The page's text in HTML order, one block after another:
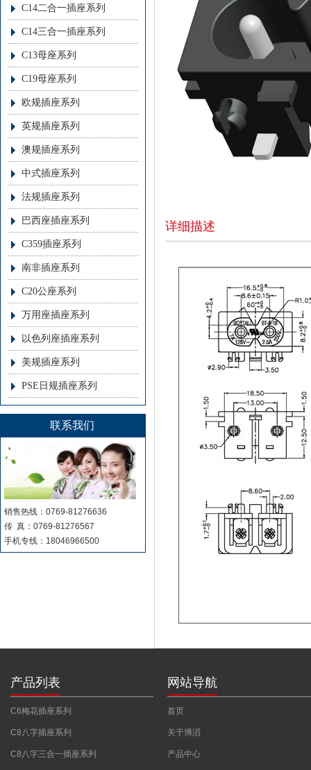
C14二合一插座系列
C14三合一插座系列
C13母座系列
C19母座系列
欧规插座系列
英规插座系列
澳规插座系列
中式插座系列
法规插座系列
巴西座插座系列
C359插座系列
南非插座系列
C20公座系列
万用座插座系列
以色列座插座系列
美规插座系列
PSE日规插座系列
联系我们
销售热线：0769-81276636
传 真：0769-81276567
手机专线：18046966500
详细描述
产品列表
C6梅花插座系列
C8八字插座系列
C8八字三合一插座系列
网站导航
首页
关于博滔
产品中心